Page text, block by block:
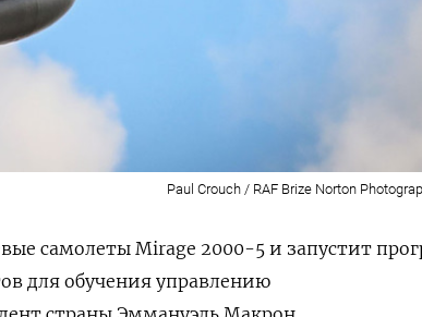
Paul Crouch / RAF Brize Norton
самолеты Mirage 2000-5 и запустит
для обучения управлению